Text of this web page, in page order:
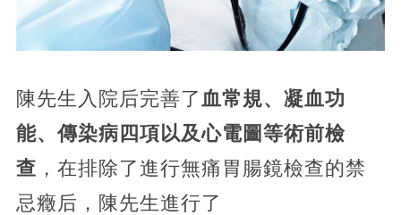
陳先生入院后完善了 血常規、凝血功
能、傳染病四項以及心電圖等術前檢
查 ，在排除了進行無痛胃腸鏡檢查的禁
忌癥后，陳先生進行了